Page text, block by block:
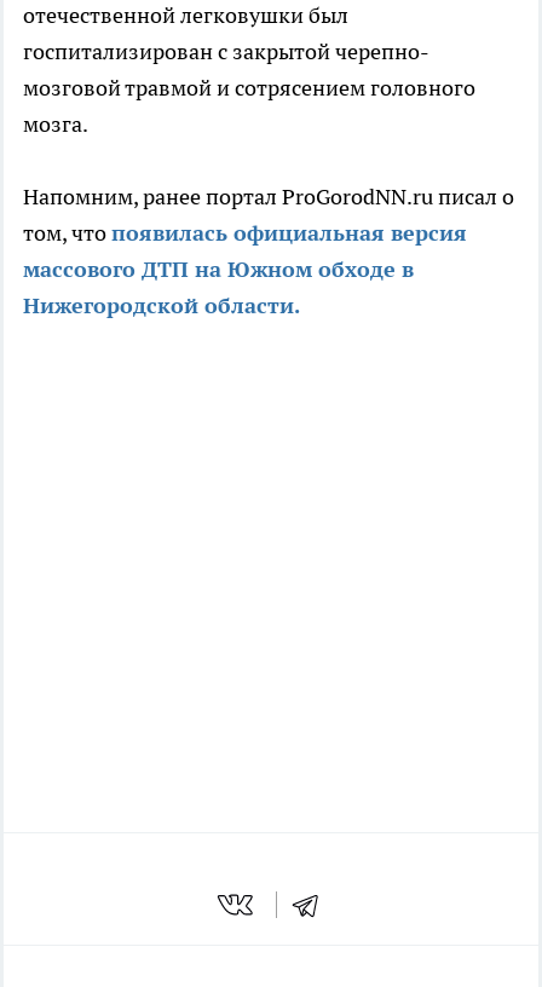
отечественной легковушки был
госпитализирован с закрытой черепно-
мозговой травмой и сотрясением головного
мозга.
Напомним, ранее портал ProGorodNN.ru писал о
том, чтопоявилась официальная версия
массового ДТП на Южном обходе в
Нижегородской области.